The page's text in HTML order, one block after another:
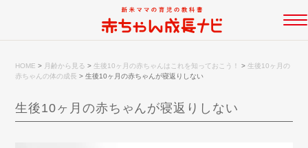
HOME > 月齢から見る >生後10ヶ月の赤ちゃんはこれを知っておこう！ >生後10ヶ月の
赤ちゃんの体の成長 >生後10ヶ月の赤ちゃんが寝返りしない
生後10ヶ月の赤ちゃんが寝返りしない